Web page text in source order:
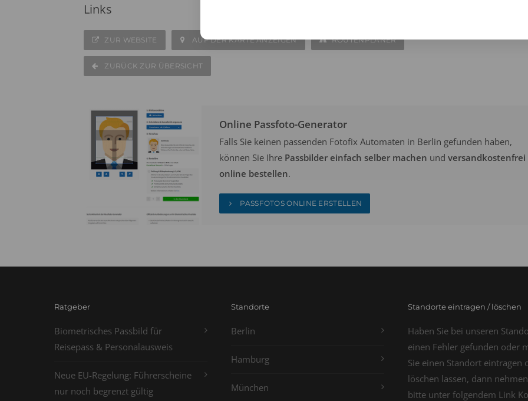
Links
ZUR WEBSITE AUF DER KARTE ANZEIGEN ROUTENPLANER
ZURÜCK ZUR ÜBERSICHT
Online Passfoto-Generator
Falls Sie keinen passenden Fotofix Automaten in Berlin gefunden haben,
können Sie Ihre Passbilder einfach selber machen und versandkostenfrei
online bestellen.
PASSFOTOS ONLINE ERSTELLEN
Ratgeber
Biometrisches Passbild für
Reisepass & Personalausweis
Neue EU-Regelung: Führerscheine
nur noch begrenzt gültig
Standorte
Berlin
Hamburg
München
Standorte eintragen / löschen
Haben Sie bei unseren
einen Fehler gefunden oder
Sie einen Standort eintragen
löschen lassen, dann
bitte unter folgendem Link